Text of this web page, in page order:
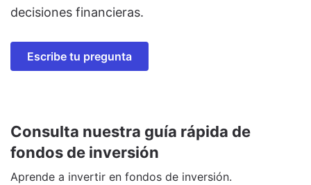
decisiones financieras.
Escribe tu pregunta
Consulta nuestra guía rápida de
fondos de inversión
Aprende a invertir en fondos de inversión.